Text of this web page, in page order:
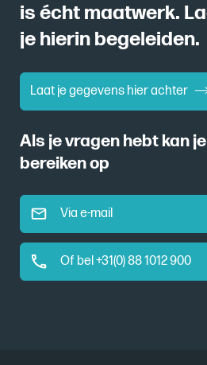
is écht maatwerk.
je hierin begeleiden.
Laat je gegevens hier achter
Als je vragen hebt kan
bereiken op
Via e-mail
Of bel +31(0) 88 1012 900